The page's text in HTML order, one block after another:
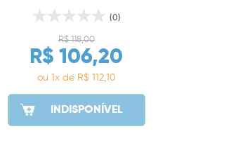
(0)
R$ 118,00
R$ 106,20
ou 1x de R$ 112,10
INDISPONÍVEL